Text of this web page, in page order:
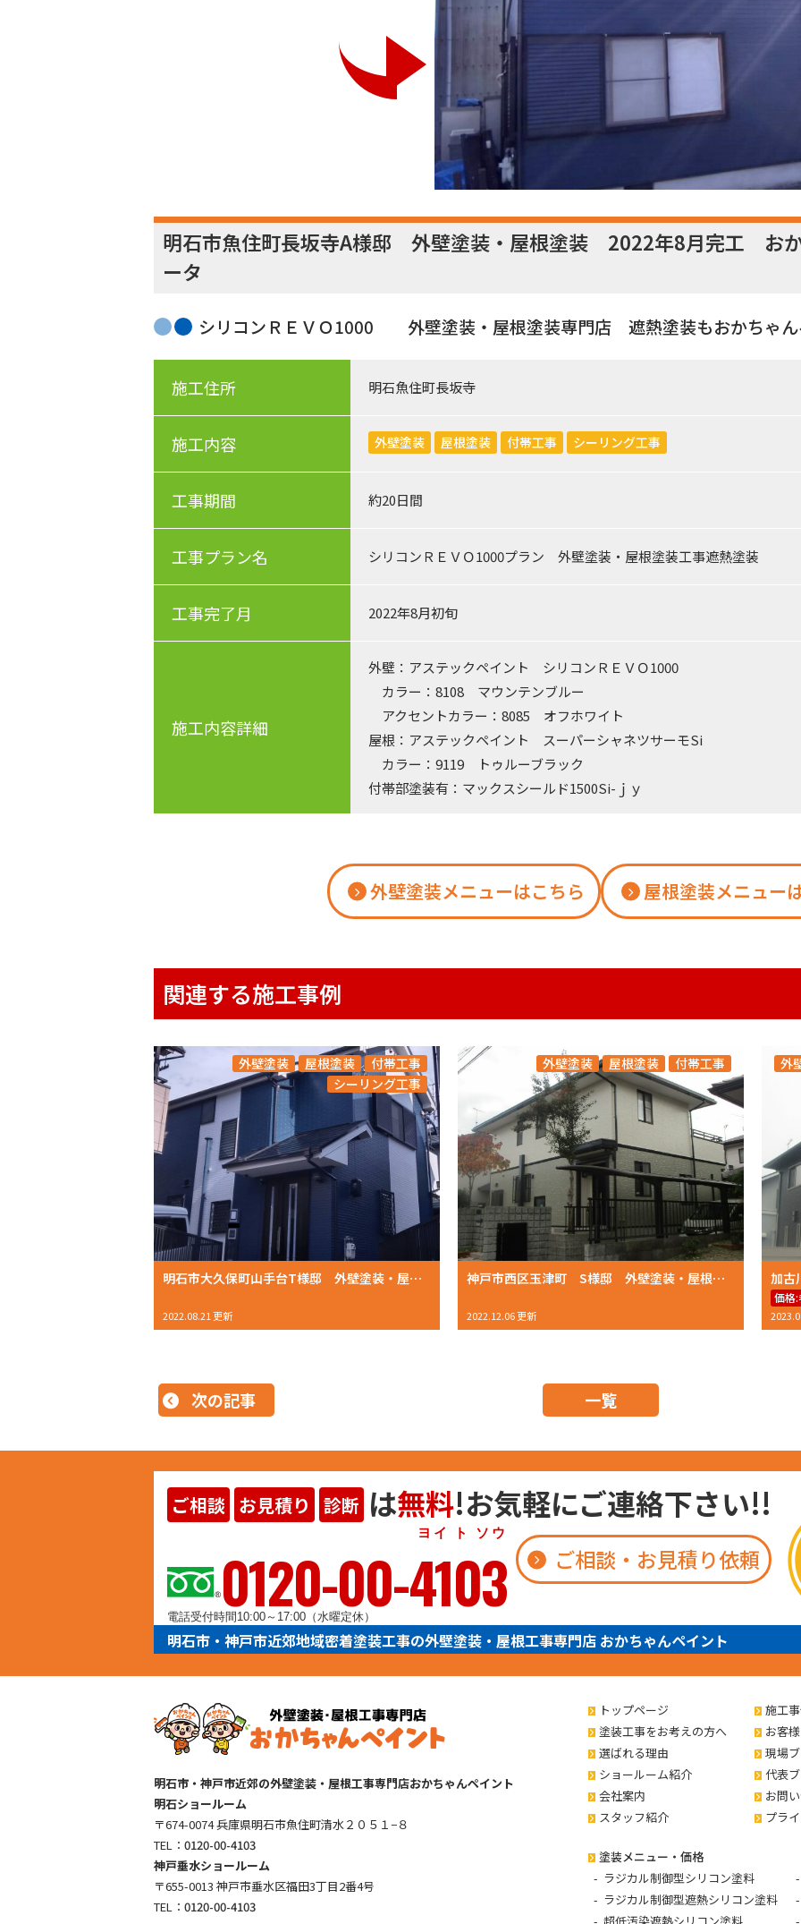
明石市魚住町長坂寺A様邸 外壁塗装・屋根塗装 2022年8月完工 お
ータ
シリコンＲＥＶＯ1000 外壁塗装・屋根塗装専門店 遮熱塗装もおかちゃん
施工住所 明石魚住町長坂寺
施工内容 外壁塗装 屋根塗装 付帯工事 シーリング工事
工事期間 約20日間
工事プラン名 シリコンＲＥＶＯ1000プラン 外壁塗装・屋根塗装工事遮熱塗装
工事完了月 2022年8月初旬
施工内容詳細
外壁：アステックペイント シリコンＲＥＶＯ1000
カラー：8108 マウンテンブルー
アクセントカラー：8085 オフホワイト
屋根：アステックペイント スーパーシャネツサーモSi
カラー：9119 トゥルーブラック
付帯部塗装有：マックスシールド1500Si-ｊｙ
外壁塗装メニューはこちら 屋根塗装メニュー
関連する施工事例
明石市大久保町山手台T様邸 外壁塗装・屋根塗装 2022年8月完工 おかちゃんペイント
2022.08.21 更新
外壁塗装 屋根塗装
付帯工事
シーリング工事
神戸市西区玉津町 S様邸 外壁塗装・屋根塗装 2022年11月完工 おかちゃんペイント
2022.12.06 更新
外壁塗装 屋根塗装 付帯工事
価格:
外
次の記事 一覧
ご相談 お見積り 診断 は無料!お気軽にご連絡下さい!!
0120-00-4103
ヨイ ト ソウ
電話受付時間10:00～17:00（水曜定休）
ご相談・お見積り依頼
明石市・神戸市近郊地域密着塗装工事の外壁塗装・屋根工事専門店 おかちゃんペイント
明石市・神戸市近郊の外壁塗装・屋根工事専門店おかちゃんペイント
明石ショールーム
〒674-0074 兵庫県明石市魚住町清水２０５１−８
TEL： 0120-00-4103
神戸垂水ショールーム
〒655-0013 神戸市垂水区福田3丁目2番4号
TEL： 0120-00-4103
トップページ
塗装工事をお考えの方へ
選ばれる理由
ショールーム紹介
会社案内
スタッフ紹介
施工
お客
現場
代表
お問
プラ
塗装メニュー・価格
ラジカル制御型シリコン塗料
ラジカル制御型遮熱シリコン塗料